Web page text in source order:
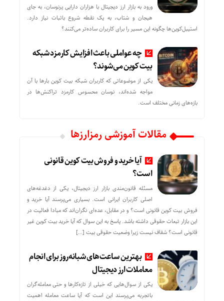
ورود به بازار ارز دیجیتال با هزاران دارایی پرنوسان، به جای
هیجان و شتاب، به یک نقطه شروع باثبات نیاز دارد.
استیبل‌کوین‌ها چگونه این مسیر را برای کاربران ساده‌تر می‌کنند؟
چه عواملی باعث افزایش کارمزد شبکه
بیت کوین می‌شوند؟
یکی از موضوعاتی که کاربران شبکه بیت کوین بارها با آن
مواجه شده‌اند، نوسان محسوس کارمزد تراکنش‌ها در
بازه‌های زمانی مختلف است.
مقالات آموزشی رمزارزها
آیا خرید و فروش بیت کوین قانونی
است؟
مسئله قانون‌مندی بازار ارز دیجیتال، یکی از دغدغه‌های
اصلی کاربران ایرانی است. بسیاری می‌پرسند آیا خرید و
فروش بیت کوین قانونی است؟ و در مقابل، عده‌ای نگران‌اند که مبادا فعالیت در
این بازار تبعات حقوقی داشته باشد. پاسخ به این سوال که آیا خرید بیت کوین غیر
قانونی است؟ شفاف نیست زیرا وضعیت حقوقی بیت‌ […]
بهترین ساعت‌های شبانه‌روز برای انجام
معاملات ارز دیجیتال
یکی از سوال‌هایی که خیلی از تازه‌کارها و حتی معامله‌گران
باتجربه می‌پرسند این است که آیا ساعت معامله اهمیت